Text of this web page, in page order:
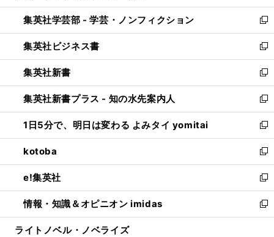
開
く
ウ
で
開
く
ン
ド
ウ
で
開
く
ウ
ィ
ン
ド
ウ
で
開
く
集英社学芸部 - 学芸・ノンフィクション
新
し
い
ウ
ィ
ン
ド
ウ
で
開
く
集英社ビジネス書
新
し
い
ウ
ィ
ン
ド
ウ
で
開
く
集英社新書
新
し
い
ウ
ィ
ン
ド
ウ
で
開
く
集英社新書プラス - 知の水先案内人
新
し
い
ウ
ィ
ン
ド
ウ
で
開
1日5分で、明日は変わる よみタイ yomitai
新
し
い
ウ
ィ
ン
ド
ウ
kotoba
新
し
い
ウ
ィ
ン
e!集英社
新
し
い
ウ
情報・知識＆オピニオン imidas
新
し
ライトノベル・ノベライズ